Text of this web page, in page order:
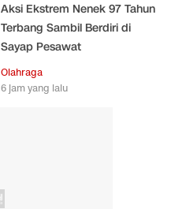
Aksi Ekstrem Nenek 97 Tahun
Terbang Sambil Berdiri di
Sayap Pesawat
Olahraga
6 jam yang lalu